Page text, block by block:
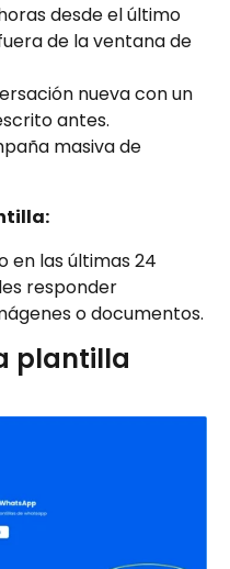
desde el último
de la ventana de
nueva con un
antes.
masiva de
en las últimas 24
responder
o documentos.
plantilla